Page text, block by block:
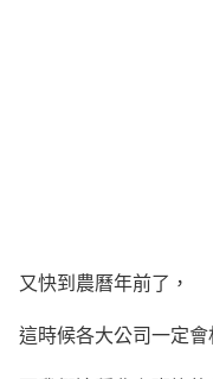
又快到農曆年前了，
這時候各大公司一定會